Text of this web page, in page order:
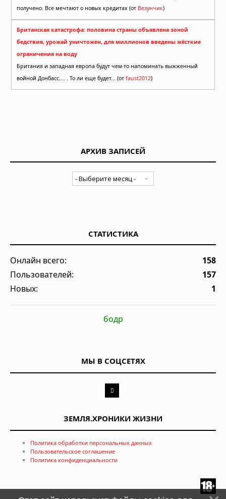
получено. Все мечтают о новых кредитах (от Везунчик)
Британская катастрофа: половина страны объявлена зоной
бедствия, урожай уничтожен, для миллионов введены жёсткие
ограничения на воду
Британия и западная европа будут чем-то напоминать выжженный
войной Донбасс.... . То ли еще будет... (от faust2012)
АРХИВ ЗАПИСЕЙ
СТАТИСТИКА
Онлайн всего:
158
Пользователей:
157
Новых:
1
бодр
МЫ В СОЦСЕТЯХ
ЗЕМЛЯ.ХРОНИКИ ЖИЗНИ
Политика обработки персональных данных
Пользовательское соглашение
Политика конфиденциальности